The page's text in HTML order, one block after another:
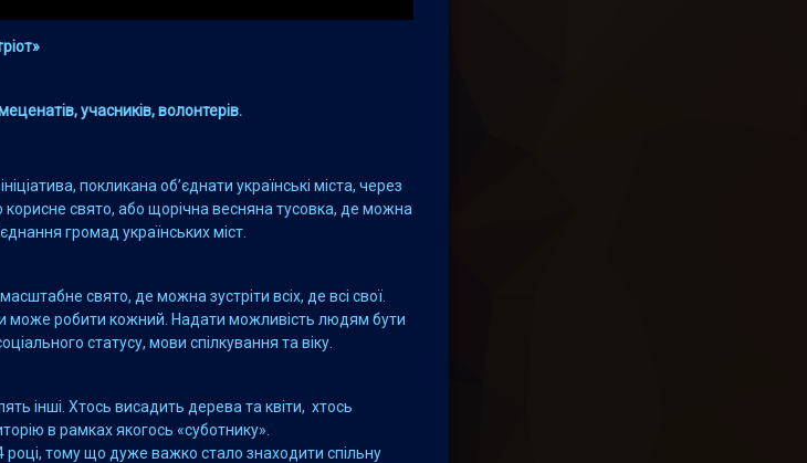
учасників, волонтерів.
покликана об’єднати українські міста, через
корисне свято, або щорічна весняна тусовка, де можна
громад українських міст.
свято, де можна зустріти всіх, де всі свої.
може робити кожний. Надати можливість людям бути
статусу, мови спілкування та віку.
інші. Хтось висадить дерева та квіти, хтось
в рамках якогось «суботнику».
тому що дуже важко стало знаходити спільну